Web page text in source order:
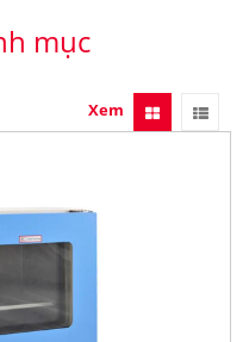
mục
Xem